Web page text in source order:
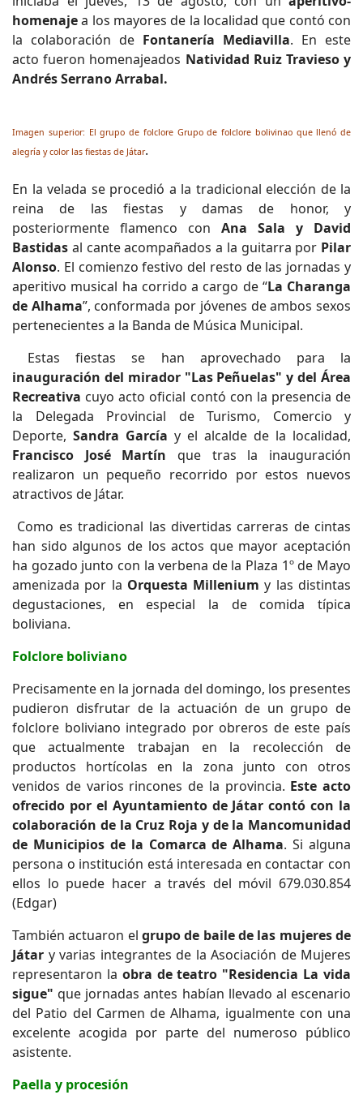
homenajea los mayores de la localidad que contó con
la colaboración de Fontanería Mediavilla. En este
acto fueron homenajeados Natividad Ruiz Travieso y
Andrés Serrano Arrabal.
Imagen superior: El grupo de folclore Grupo de folclore bolivinao que llenó de
alegría y color las fiestas de Játar.
En la velada se procedió a la tradicional elección de la
reina de las fiestas y damas de honor, y
posteriormente flamenco con Ana Sala y David
Bastidas al cante acompañados a la guitarra por Pilar
Alonso. El comienzo festivo del resto de las jornadas y
aperitivo musical ha corrido a cargo de “La Charanga
de Alhama”, conformada por jóvenes de ambos sexos
pertenecientes a la Banda de Música Municipal.
Estas fiestas se han aprovechado para la
inauguración del mirador "Las Peñuelas" y del Área
Recreativa cuyo acto oficial contó con la presencia de
la Delegada Provincial de Turismo, Comercio y
Deporte, Sandra García y el alcalde de la localidad,
Francisco José Martín que tras la inauguración
realizaron un pequeño recorrido por estos nuevos
atractivos de Játar.
Como es tradicional las divertidas carreras de cintas
han sido algunos de los actos que mayor aceptación
ha gozado junto con la verbena de la Plaza 1º de Mayo
amenizada por la Orquesta Millenium y las distintas
degustaciones, en especial la de comida típica
boliviana.
Folclore boliviano
Precisamente en la jornada del domingo, los presentes
pudieron disfrutar de la actuación de un grupo de
folclore boliviano integrado por obreros de este país
que actualmente trabajan en la recolección de
productos hortícolas en la zona junto con otros
venidos de varios rincones de la provincia. Este acto
ofrecido por el Ayuntamiento de Játar contó con la
colaboración de la Cruz Roja y de la Mancomunidad
de Municipios de la Comarca de Alhama. Si alguna
persona o institución está interesada en contactar con
ellos lo puede hacer a través del móvil 679.030.854
(Edgar)
También actuaron el grupo de baile de las mujeres de
Játar y varias integrantes de la Asociación de Mujeres
representaron la obra de teatro "Residencia La vida
sigue" que jornadas antes habían llevado al escenario
del Patio del Carmen de Alhama, igualmente con una
excelente acogida por parte del numeroso público
asistente.
Paella y procesión